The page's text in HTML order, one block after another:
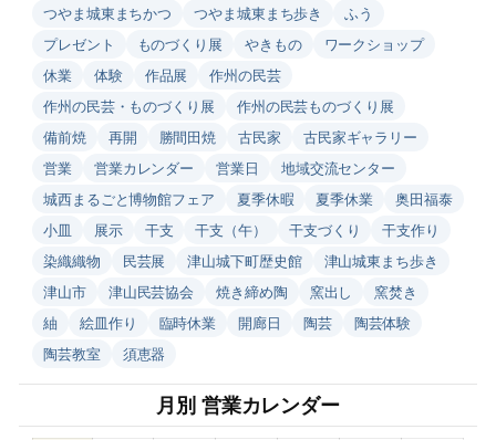
つやま城東まちかつ
つやま城東まち歩き
ふう
プレゼント
ものづくり展 やきもの
ワークショップ
休業
体験 作品展
作州の民芸
作州の民芸・ものづくり展
作州の民芸ものづくり展
備前焼
再開 勝間田焼 古民家
古民家ギャラリー
営業
営業カレンダー 営業日
地域交流センター
城西まるごと博物館フェア
夏季休暇 夏季休業
奥田福泰
小皿
展示 干支 干支（午） 干支づくり
干支作り
染織織物
民芸展 津山城下町歴史館
津山城東まち歩き
津山市
津山民芸協会 焼き締め陶 窯出し
窯焚き
紬
絵皿作り 臨時休業 開廊日 陶芸
陶芸体験
陶芸教室
須恵器
月別 営業カレンダー